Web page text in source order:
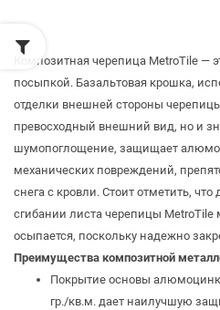
Композитная черепица MetroTile —
посыпкой. Базальтовая крошка,
отделки внешней стороны
превосходный внешний вид, но и
шумопоглощение, защищает
механических повреждений,
снега с кровли. Стоит отметить,
сгибании листа черепицы
осыпается, поскольку надежно
Преимущества композитной
Покрытие основы
гр./кв.м. дает наилучшую